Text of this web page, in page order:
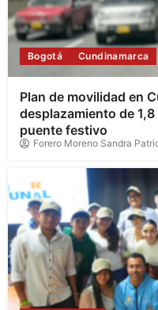
Bogotá Cundinamarca
Plan de movilidad en
desplazamiento de
puente festivo
Forero Moreno Sandra